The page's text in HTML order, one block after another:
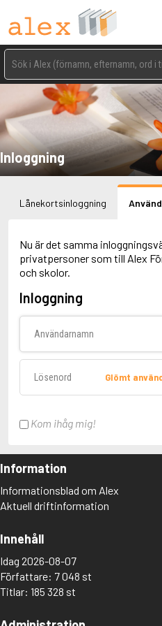
Inloggning
Lånekortsinloggning
Nu är det samma
privatpersoner som till Alex
och skolor.
Inloggning
Glömt
Kom ihåg mig!
Information
Informationsblad om Alex
Aktuell driftinformation
Innehåll
Idag 2026-08-07
Författare: 7 048 st
Titlar: 185 328 st